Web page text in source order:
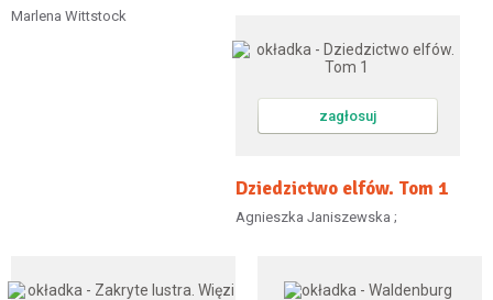
Marlena Wittstock
zagłosuj
Dziedzictwo elfów. Tom 1
Agnieszka Janiszewska ;